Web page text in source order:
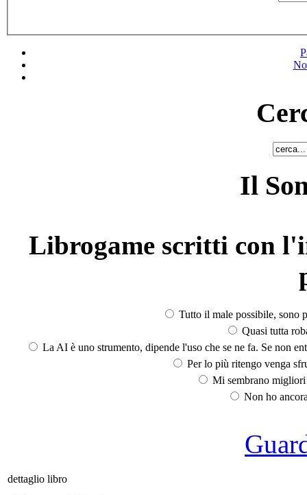
Il
Librogame scritti con
Tutto il male possibile, sono
Quasi tutta
La AI è uno strumento, dipende l'uso che se ne fa. Se non
Per lo più ritengo venga
Mi sembrano
Non ho
dettaglio libro